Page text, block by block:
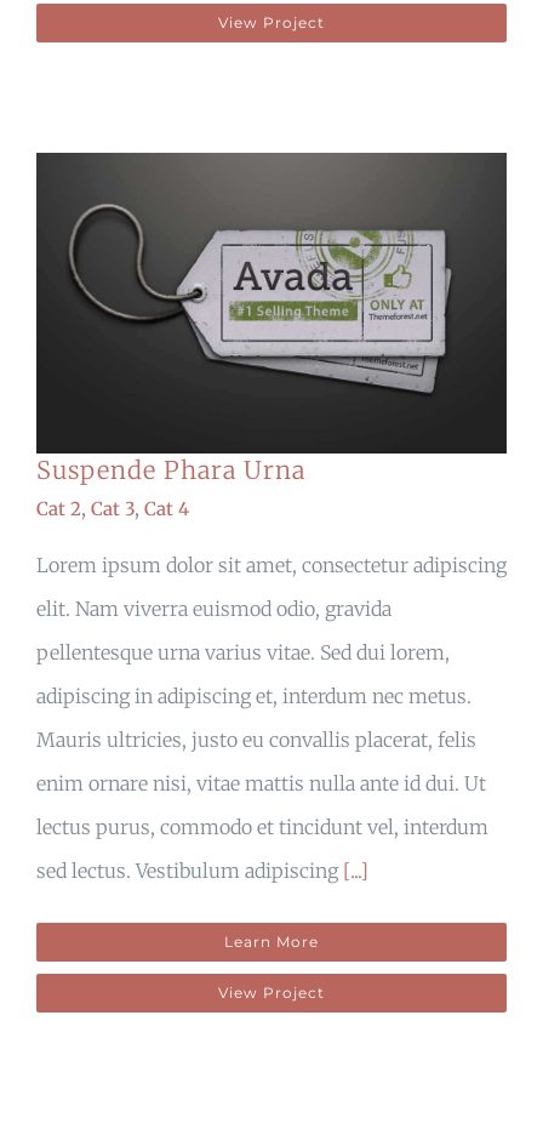
View Project
Suspende Phara Urna
Cat 2, Cat 3, Cat 4
Lorem ipsum dolor sit amet, consectetur adipiscing
elit. Nam viverra euismod odio, gravida
pellentesque urna varius vitae. Sed dui lorem,
adipiscing in adipiscing et, interdum nec metus.
Mauris ultricies, justo eu convallis placerat, felis
enim ornare nisi, vitae mattis nulla ante id dui. Ut
lectus purus, commodo et tincidunt vel, interdum
sed lectus. Vestibulum adipiscing [...]
Learn More
View Project